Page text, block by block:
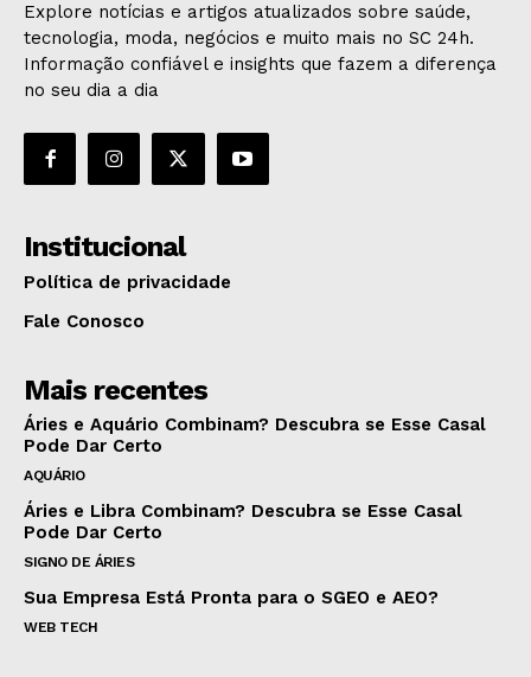
Explore notícias e artigos atualizados sobre saúde,
tecnologia, moda, negócios e muito mais no SC 24h.
Informação confiável e insights que fazem a diferença
no seu dia a dia
Institucional
Política de privacidade
Fale Conosco
Mais recentes
Áries e Aquário Combinam? Descubra se Esse Casal
Pode Dar Certo
AQUÁRIO
Áries e Libra Combinam? Descubra se Esse Casal
Pode Dar Certo
SIGNO DE ÁRIES
Sua Empresa Está Pronta para o SGEO e AEO?
WEB TECH